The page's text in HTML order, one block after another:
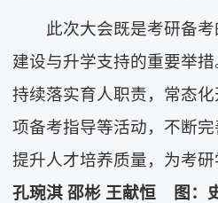
此次大会既是考研备
建设与升学支持的重要举
持续落实育人职责，常态
项备考指导等活动，不断
提升人才培养质量，为考研
孔琬淇 邵彬 王献恒 图：